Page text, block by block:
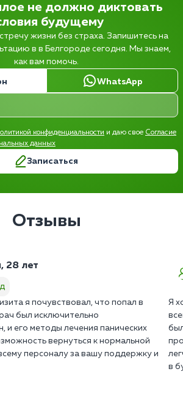
не должно диктовать
будущему
жизни без страха. Запишитесь на
в в Белгороде сегодня. Мы знаем,
как вам помочь.
WhatsApp
конфиденциальности и даю свое Согласие
данных
Записаться
Отзывы
28 лет
я почувствовал, что попал в
был исключительно
и его методы лечения панических
вернуться к нормальной
персоналу за вашу поддержку и
Я
в